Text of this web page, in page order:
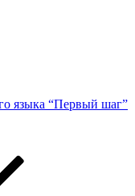
языка “Первый шаг”